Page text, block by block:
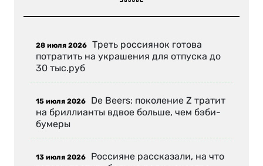
28 июля 2026 Треть россиянок готова
потратить на украшения для отпуска до
30 тыс.руб
15 июля 2026 De Beers: поколение Z тратит
на бриллианты вдвое больше, чем бэби-
бумеры
13 июля 2026 Россияне рассказали, на что